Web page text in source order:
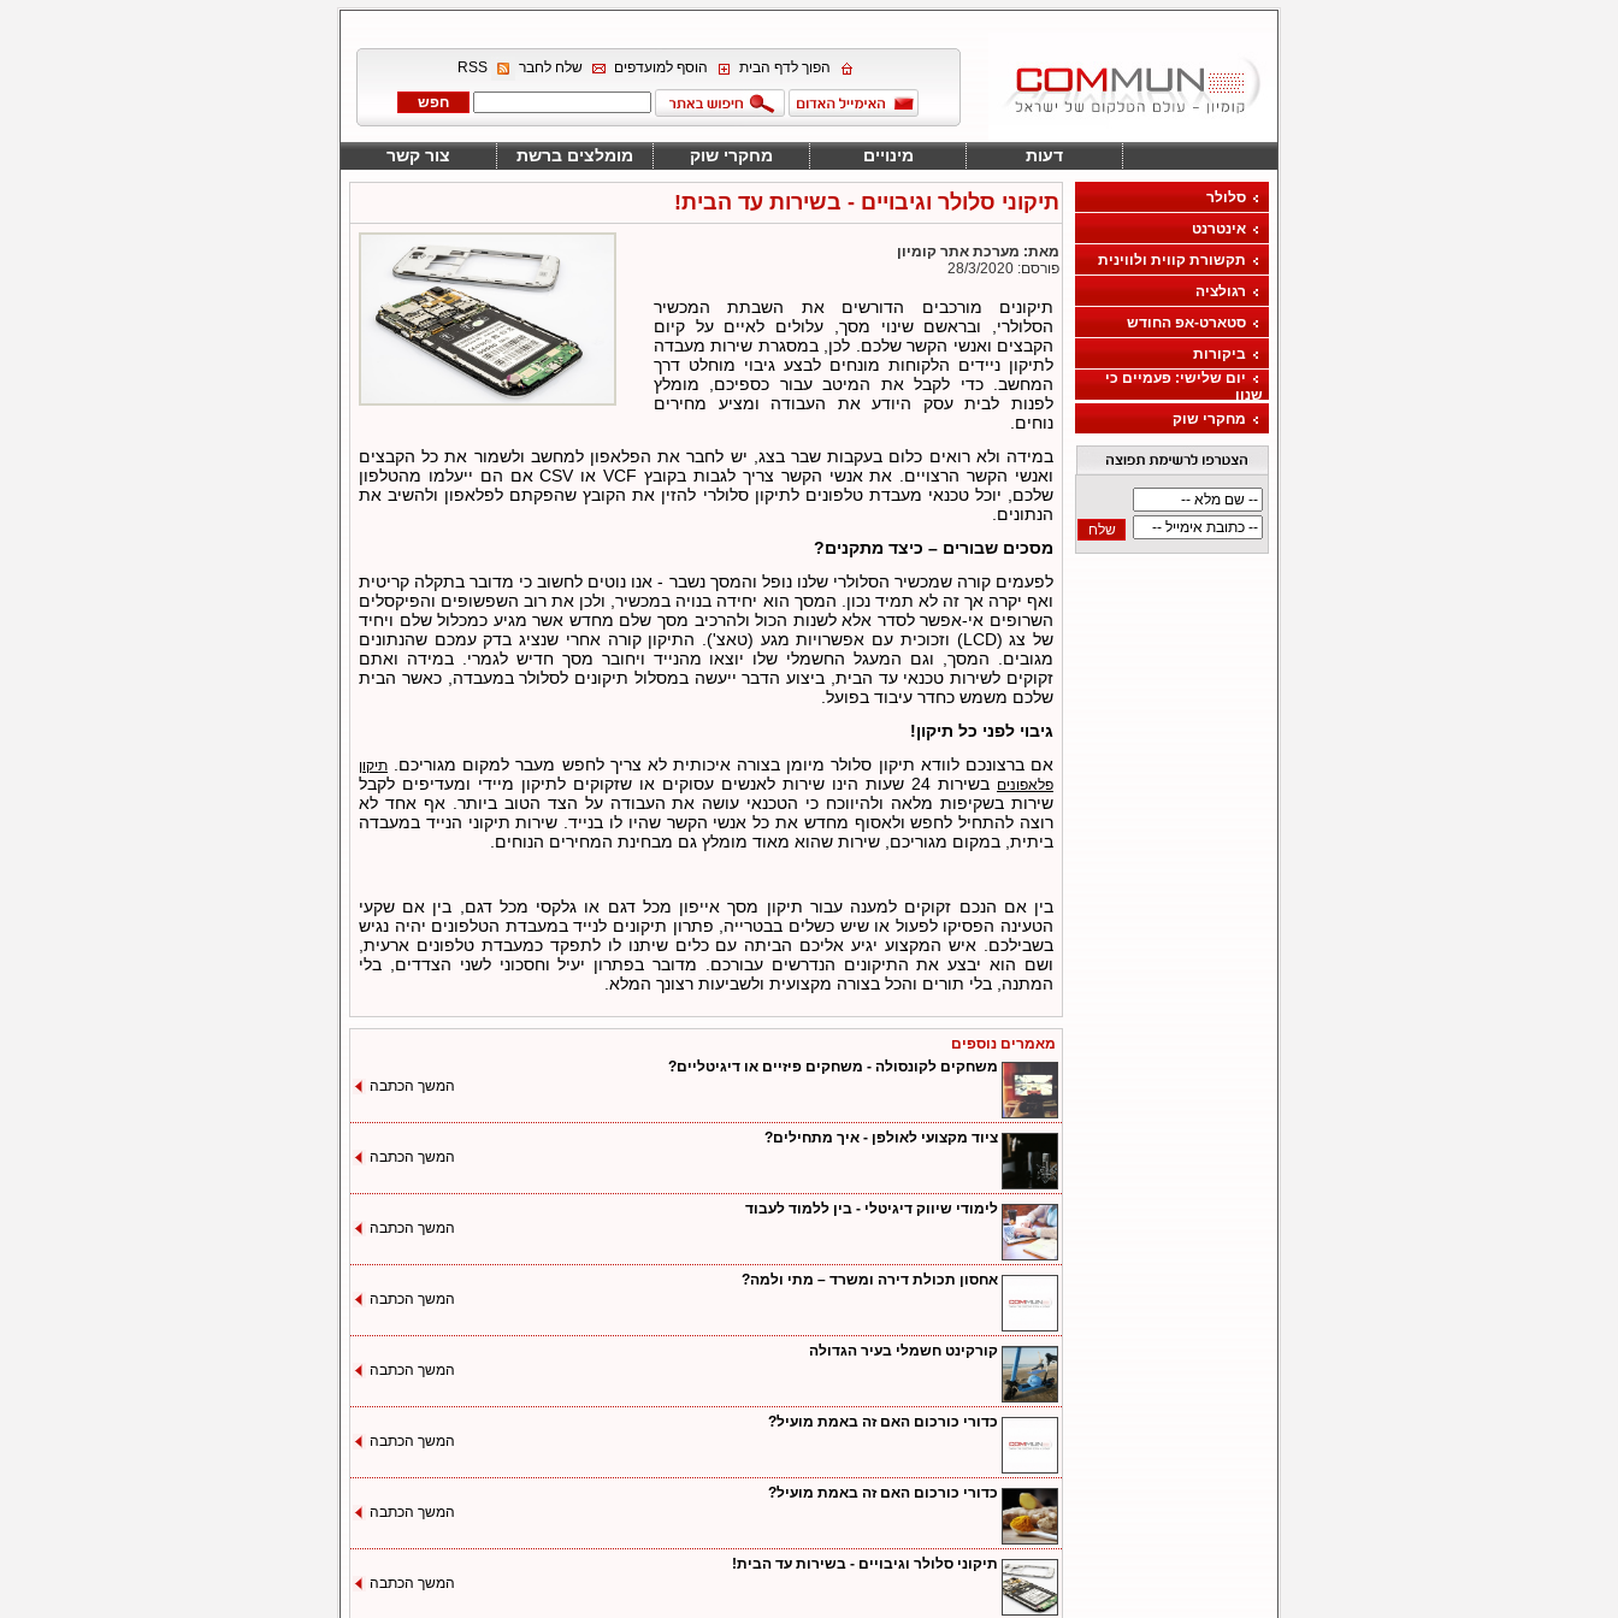
הפוך לדף הבית הוסף למועדפים שלח לחבר RSS
דעות מינויים מחקרי שוק מומלצים ברשת צור קשר
תיקוני סלולר וגיבויים - בשירות עד הבית!
מאת: מערכת אתר קומיון
פורסם: 28/3/2020
תיקונים מורכבים הדורשים את השבתת המכשיר
הסלולרי, ובראשם שינוי מסך, עלולים לאיים על קיום
הקבצים ואנשי הקשר שלכם. לכן, במסגרת שירות מעבדה
לתיקון ניידים הלקוחות מונחים לבצע גיבוי מוחלט דרך
המחשב. כדי לקבל את המיטב עבור כספיכם, מומלץ
לפנות לבית עסק היודע את העבודה ומציע מחירים
נוחים.
במידה ולא רואים כלום בעקבות שבר בצג, יש לחבר את הפלאפון למחשב ולשמור את כל הקבצים
ואנשי הקשר הרצויים. את אנשי הקשר צריך לגבות בקובץ VCF או CSV אם הם ייעלמו מהטלפון
שלכם, יוכל טכנאי מעבדת טלפונים לתיקון סלולרי להזין את הקובץ שהפקתם לפלאפון ולהשיב את
הנתונים.
מסכים שבורים – כיצד מתקנים?
לפעמים קורה שמכשיר הסלולרי שלנו נופל והמסך נשבר - אנו נוטים לחשוב כי מדובר בתקלה קריטית
ואף יקרה אך זה לא תמיד נכון. המסך הוא יחידה בנויה במכשיר, ולכן את רוב השפשופים והפיקסלים
השרופים אי-אפשר לסדר אלא לשנות הכול ולהרכיב מסך שלם מחדש אשר מגיע כמכלול שלם ויחיד
של צג (LCD) וזכוכית עם אפשרויות מגע (טאצ'). התיקון קורה אחרי שנציג בדק עמכם שהנתונים
מגובים. המסך, וגם המעגל החשמלי שלו יוצאו מהנייד ויחובר מסך חדיש לגמרי. במידה ואתם
זקוקים לשירות טכנאי עד הבית, ביצוע הדבר ייעשה במסלול תיקונים לסלולר במעבדה, כאשר הבית
שלכם משמש כחדר עיבוד בפועל.
גיבוי לפני כל תיקון!
אם ברצונכם לוודא תיקון סלולר מיומן בצורה איכותית לא צריך לחפש מעבר למקום מגוריכם. תיקון
פלאפונים
בשירות 24 שעות הינו שירות לאנשים עסוקים או שזקוקים לתיקון מיידי ומעדיפים לקבל
שירות בשקיפות מלאה ולהיווכח כי הטכנאי עושה את העבודה על הצד הטוב ביותר. אף אחד לא
רוצה להתחיל לחפש ולאסוף מחדש את כל אנשי הקשר שהיו לו בנייד. שירות תיקוני הנייד במעבדה
ביתית, במקום מגוריכם, שירות שהוא מאוד מומלץ גם מבחינת המחירים הנוחים.
בין אם הנכם זקוקים למענה עבור תיקון מסך אייפון מכל דגם או גלקסי מכל דגם, בין אם שקעי
הטעינה הפסיקו לפעול או שיש כשלים בבטרייה, פתרון תיקונים לנייד במעבדת הטלפונים יהיה נגיש
בשבילכם. איש המקצוע יגיע אליכם הביתה עם כלים שיתנו לו לתפקד כמעבדת טלפונים ארעית,
ושם הוא יבצע את התיקונים הנדרשים עבורכם. מדובר בפתרון יעיל וחסכוני לשני הצדדים, בלי
המתנה, בלי תורים והכל בצורה מקצועית ולשביעות רצונך המלא.
מאמרים נוספים
משחקים לקונסולה - משחקים פיזיים או דיגיטליים?
המשך הכתבה
ציוד מקצועי לאולפן - איך מתחילים?
המשך הכתבה
לימודי שיווק דיגיטלי - בין ללמוד לעבוד
המשך הכתבה
אחסון תכולת דירה ומשרד – מתי ולמה?
המשך הכתבה
קורקינט חשמלי בעיר הגדולה
המשך הכתבה
כדורי כורכום האם זה באמת מועיל?
המשך הכתבה
כדורי כורכום האם זה באמת מועיל?
המשך הכתבה
תיקוני סלולר וגיבויים - בשירות עד הבית!
המשך הכתבה
סלולר
אינטרנט
תקשורת קווית ולווינית
רגולציה
סטארט-אפ החודש
ביקורות
יום שלישי: פעמיים כי
שנון
מחקרי שוק